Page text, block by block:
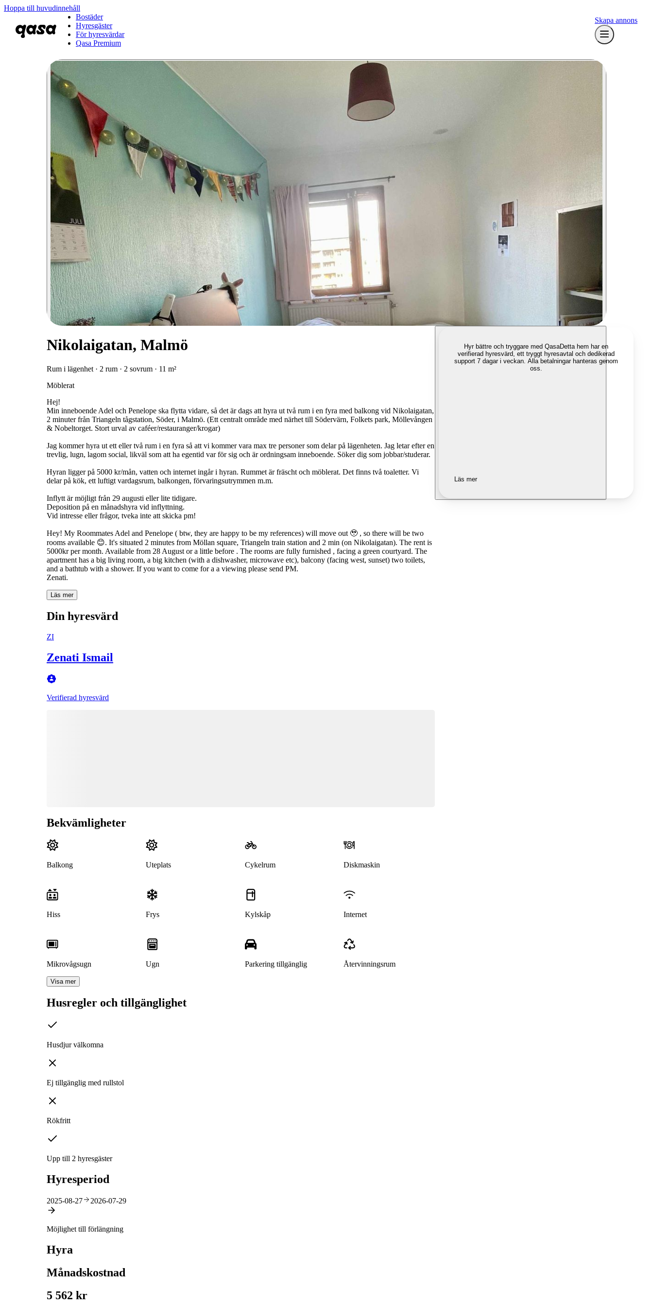
Hoppa till huvudinnehåll
Bostäder
Hyresgäster
För hyresvärdar
Qasa Premium
Skapa annons
Nikolaigatan, Malmö
Rum i lägenhet · 2 rum · 2 sovrum · 11 m²
Möblerat
Hej!
Min inneboende Adel och Penelope ska flytta vidare, så det är dags att hyra ut två rum i en fyra med balkong vid Nikolaigatan,
2 minuter från Triangeln tågstation, Söder, i Malmö. (Ett centralt område med närhet till Södervärn, Folkets park, Möllevången
& Nobeltorget. Stort urval av caféer/restauranger/krogar)
Jag kommer hyra ut ett eller två rum i en fyra så att vi kommer vara max tre personer som delar på lägenheten. Jag letar efter en
trevlig, lugn, lagom social, likväl som att ha egentid var för sig och är ordningsam inneboende. Söker dig som jobbar/studerar.
Hyran ligger på 5000 kr/mån, vatten och internet ingår i hyran. Rummet är fräscht och möblerat. Det finns två toaletter. Vi
delar på kök, ett luftigt vardagsrum, balkongen, förvaringsutrymmen m.m.
Inflytt är möjligt från 29 augusti eller lite tidigare.
Deposition på en månadshyra vid inflyttning.
Vid intresse eller frågor, tveka inte att skicka pm!
Hey! My Roommates Adel and Penelope ( btw, they are happy to be my references) will move out 🥹 , so there will be two
rooms available 😊. It's situated 2 minutes from Möllan square, Triangeln train station and 2 min (on Nikolaigatan). The rent is
5000kr per month. Available from 28 August or a little before . The rooms are fully furnished , facing a green courtyard. The
apartment has a big living room, a big kitchen (with a dishwasher, microwave etc), balcony (facing west, sunset) two toilets,
and a bathtub with a shower. If you want to come for a a viewing please send PM.
Zenati.
Läs mer
Din hyresvärd
ZI
Zenati Ismail
Verifierad hyresvärd
Bekvämligheter
Balkong Uteplats Cykelrum Diskmaskin
Hiss Frys Kylskåp Internet
Mikrovågsugn Ugn Parkering tillgänglig Återvinningsrum
Visa mer
Husregler och tillgänglighet
Husdjur välkomna
Ej tillgänglig med rullstol
Rökfritt
Upp till 2 hyresgäster
Hyresperiod
2025-08-27 2026-07-29
Möjlighet till förlängning
Hyra
Månadskostnad
5 562 kr
Hyr bättre och tryggare med QasaDetta hem har en
verifierad hyresvärd, ett tryggt hyresavtal och dedikerad
support 7 dagar i veckan. Alla betalningar hanteras genom
oss.
Läs mer